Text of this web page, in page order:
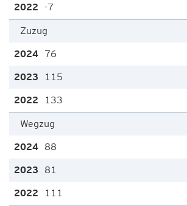
-7
Zuzug
76
115
133
Wegzug
88
81
111